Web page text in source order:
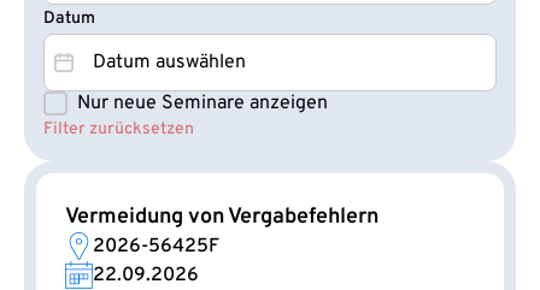
Vermeidung von Vergabefehlern
2026-56425F
22.09.2026
Datum
Datum
Datum
Seminare NEU
Nur neue Seminare anzeigen
Filter zurücksetzen